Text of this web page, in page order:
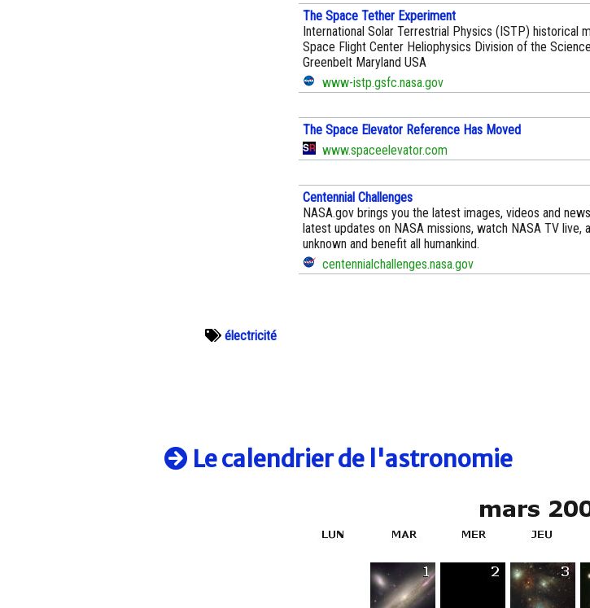
The Space Tether Experiment
International Solar Terrestrial Physics (ISTP) historical
Space Flight Center Heliophysics Division of the
Greenbelt Maryland USA
www-istp.gsfc.nasa.gov
The Space Elevator Reference Has Moved
www.spaceelevator.com
Centennial Challenges
NASA.gov brings you the latest images, videos and
latest updates on NASA missions, watch NASA TV
unknown and benefit all humankind.
centennialchallenges.nasa.gov
électricité
Le calendrier de l'astronomie